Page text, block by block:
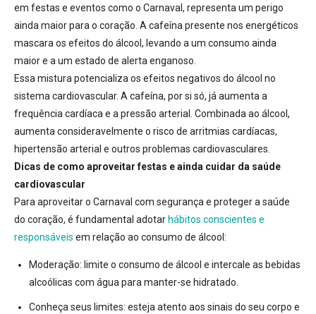
em festas e eventos como o Carnaval, representa um perigo
ainda maior para o coração. A cafeína presente nos energéticos
mascara os efeitos do álcool, levando a um consumo ainda
maior e a um estado de alerta enganoso.
Essa mistura potencializa os efeitos negativos do álcool no
sistema cardiovascular. A cafeína, por si só, já aumenta a
frequência cardíaca e a pressão arterial. Combinada ao álcool,
aumenta consideravelmente o risco de arritmias cardíacas,
hipertensão arterial e outros problemas cardiovasculares.
Dicas de como aproveitar festas e ainda cuidar da saúde
cardiovascular
Para aproveitar o Carnaval com segurança e proteger a saúde
do coração, é fundamental adotar hábitos conscientes e
responsáveis em relação ao consumo de álcool:
Moderação: limite o consumo de álcool e intercale as bebidas
alcoólicas com água para manter-se hidratado.
Conheça seus limites: esteja atento aos sinais do seu corpo e